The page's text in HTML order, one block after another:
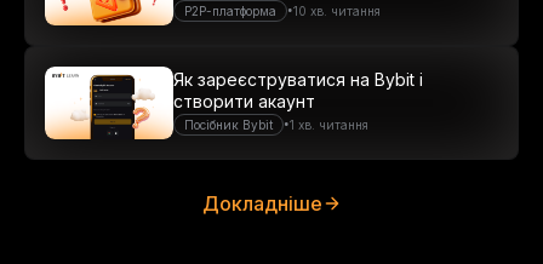
P2P-платформа •10 хв. читання
Посібник Bybit •1 хв. читання
Як зареєструватися на Bybit і
створити акаунт
Докладніше